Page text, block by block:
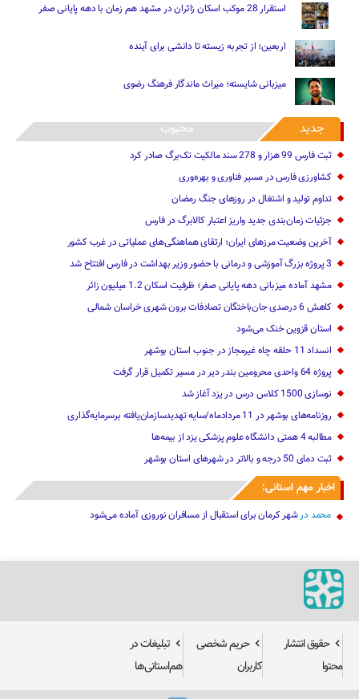
استقرار 28 موکب اسکان زائران در مشهد هم زمان با دهه پایانی صفر
اربعین؛ از تجربه زیسته تا دانشی برای آینده
میزبانی شایسته؛ میراث ماندگار فرهنگ رضوی
جدید محبوب
ثبت فارس 99 هزار و 278 سند مالکیت تک‌برگ صادر کرد
کشاورزی فارس در مسیر فناوری و بهره‌وری
تداوم تولید و اشتغال در روزهای جنگ رمضان
جزئیات زمان‌بندی جدید واریز اعتبار کالابرگ در فارس
آخرین وضعیت مرزهای ایران؛ ارتقای هماهنگی‌های عملیاتی در غرب کشور
3 پروژه بزرگ آموزشی و درمانی با حضور وزیر بهداشت در فارس افتتاح شد
مشهد آماده میزبانی دهه پایانی صفر؛ ظرفیت اسکان 1.2 میلیون زائر
کاهش 6 درصدی جان‌باختگان تصادفات برون شهری خراسان شمالی
استان قزوین خنک‌ می‌شود
انسداد 11 حلقه چاه غیرمجاز در جنوب استان بوشهر
پروژه 64 واحدی محرومین بندر دیر در مسیر تکمیل قرار گرفت
نوسازی 1500 کلاس درس در یزد آغاز شد
روزنامه‌های بوشهر در 11 مردادماه/سایه تهدیدسازمان‌یافته برسرمایه‌گذاری
مطالبه 4 همتی دانشگاه علوم پزشکی یزد از بیمه‌ها
ثبت دمای 50 درجه و بالاتر در شهرهای استان بوشهر
اخبار مهم استانی:
محمد درشهر کرمان برای استقبال از مسافران نوروزی آماده می‌شود
حقوق انتشار
محتوا
حریم شخصی
کاربران
تبلیغات در
هم‌استانی‌ها